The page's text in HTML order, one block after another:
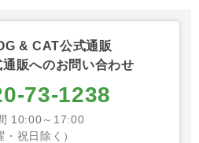
& CAT公式通販
販へのお問い合わせ
73-1238
10:00～17:00
・祝日除く）